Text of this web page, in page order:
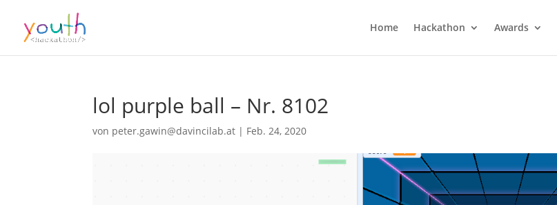
Home Hackathon Awards
lol purple ball – Nr. 8102
von peter.gawin@davincilab.at | Feb. 24, 2020